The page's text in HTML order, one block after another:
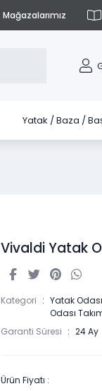
Mağazalarımız
Yatak / Baza /
Vivaldi Yatak
Kategori Yatak Odası
Odası
Garanti Süresi 24 Ay
Ürün Fiyatı :